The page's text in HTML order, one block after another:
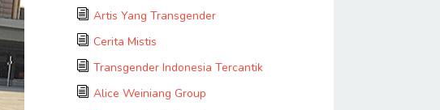
Artis Yang Transgender
Cerita Mistis
Transgender Indonesia Tercantik
Alice Weiniang Group